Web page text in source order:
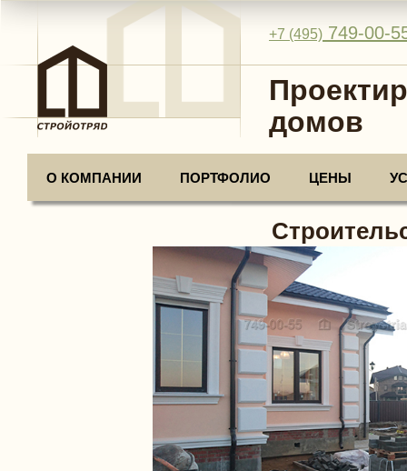
домов
+7 (495) 749-00-
О КОМПАНИИ ПОРТФОЛИО ЦЕНЫ